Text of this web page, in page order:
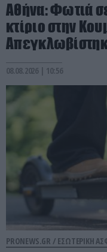
Αθήνα: Φωτιά
κτίριο στην
08.08.2026 | 10:56
PRONEWS.GR / ΕΣΩΤΕΡΙΚΗ